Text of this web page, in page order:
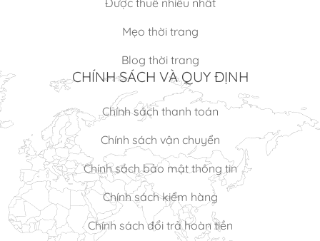
Được thuê nhiều nhất
Mẹo thời trang
Blog thời trang
CHÍNH SÁCH VÀ QUY ĐỊNH
Chính sách thanh toán
Chính sách vận chuyển
Chính sách bảo mật thông tin
Chính sách kiểm hàng
Chính sách đổi trả hoàn tiền